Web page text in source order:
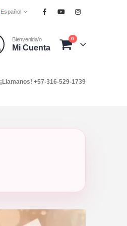
Español
Bienvenida/o
Mi Cuenta
0
¡Llamanos! +57-316-529-1739